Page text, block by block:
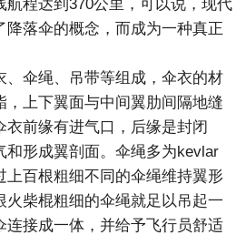
航程达到370公里，可以说，现代
降落伞的概念，而成为一种真正
伞绳、吊带等组成，伞衣的材
，上下翼面与中间翼肋间隔地缝
衣前缘有进气口，后缘是封闭
和形成翼剖面。伞绳多为kevlar
上百根粗细不同的伞绳维持翼形
火柴棍粗细的伞绳就足以吊起一
连接成一体，并给予飞行员舒适